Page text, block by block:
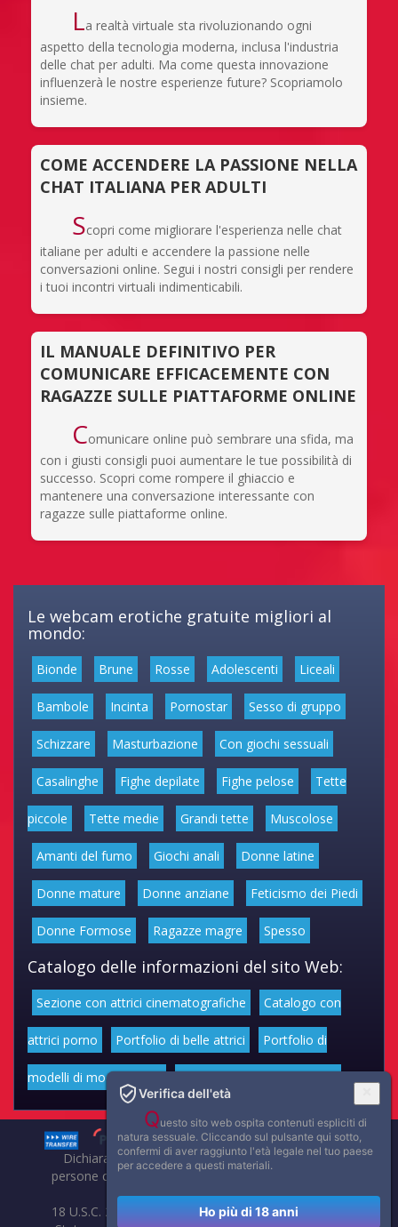
La realtà virtuale sta rivoluzionando ogni
aspetto della tecnologia moderna, inclusa l'industria
delle chat per adulti. Ma come questa innovazione
influenzerà le nostre esperienze future? Scopriamolo
insieme.
COME ACCENDERE LA PASSIONE NELLA
CHAT ITALIANA PER ADULTI
Scopri come migliorare l'esperienza nelle chat
italiane per adulti e accendere la passione nelle
conversazioni online. Segui i nostri consigli per rendere
i tuoi incontri virtuali indimenticabili.
IL MANUALE DEFINITIVO PER
COMUNICARE EFFICACEMENTE CON
RAGAZZE SULLE PIATTAFORME ONLINE
Comunicare online può sembrare una sfida, ma
con i giusti consigli puoi aumentare le tue possibilità di
successo. Scopri come rompere il ghiaccio e
mantenere una conversazione interessante con
ragazze sulle piattaforme online.
Le webcam erotiche gratuite migliori al
mondo:
Bionde Brune Rosse Adolescenti Liceali
Bambole Incinta Pornostar Sesso di gruppo
Schizzare Masturbazione Con giochi sessuali
Casalinghe Fighe depilate Fighe pelose Tette
piccole Tette medie Grandi tette Muscolose
Amanti del fumo Giochi anali Donne latine
Donne mature Donne anziane Feticismo dei Piedi
Donne Formose Ragazze magre Spesso
Catalogo delle informazioni del sito Web:
Sezione con attrici cinematografiche Catalogo con
attrici porno Portfolio di belle attrici Portfolio di
modelli di moda volgari Affascinanti star dello sport
Dichiarazione di non responsabilità: tutti i membri e le
persone che compaiono su questo sito hanno almeno 18
anni.
18 U.S.C. 2257 Record-Keeping Requirements Compliance
Verifica dell'età
Questo sito web ospita contenuti espliciti di
natura sessuale. Cliccando sul pulsante qui sotto,
confermi di aver raggiunto l'età legale nel tuo paese
per accedere a questi materiali.
Ho più di 18 anni